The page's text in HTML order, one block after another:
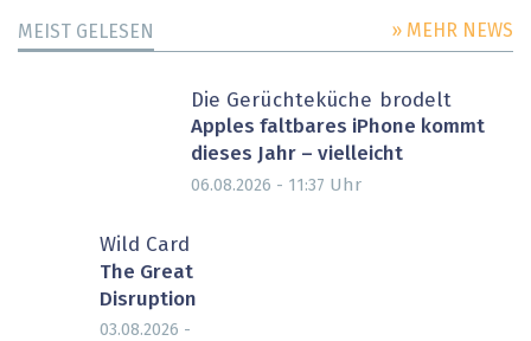
MEIST GELESEN » MEHR NEWS
Die Gerüchteküche brodelt
Apples faltbares iPhone kommt
dieses Jahr – vielleicht
06.08.2026 - 11:37 Uhr
Wild Card
The Great
Disruption
03.08.2026 -